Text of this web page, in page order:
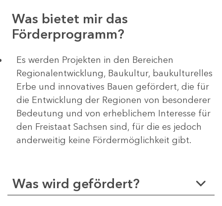
Was bietet mir das
Förderprogramm?
Es werden Projekten in den Bereichen
Regionalentwicklung, Baukultur, baukulturelles
Erbe und innovatives Bauen gefördert, die für
die Entwicklung der Regionen von besonderer
Bedeutung und von erheblichem Interesse für
den Freistaat Sachsen sind, für die es jedoch
anderweitig keine Fördermöglichkeit gibt.
Was wird gefördert?